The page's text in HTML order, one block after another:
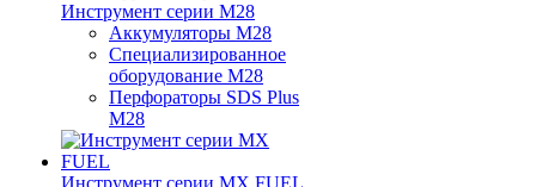
Инструмент серии M28
Аккумуляторы M28
Специализированное
оборудование M28
Перфораторы SDS Plus
M28
Инструмент серии MX FUEL